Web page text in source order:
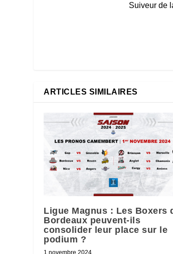
Suiveur de
ARTICLES SIMILAIRES
Ligue Magnus : Les Boxers
Bordeaux peuvent-ils
consolider leur place sur le
podium ?
1 novembre 2024